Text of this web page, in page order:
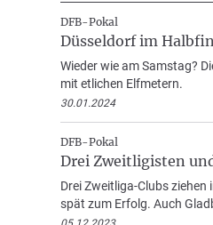
DFB-Pokal
Düsseldorf im
Wieder wie am Samstag?
mit etlichen Elfmetern.
30.01.2024
DFB-Pokal
Drei Zweitligisten
Drei Zweitliga-Clubs
spät zum Erfolg. Auch